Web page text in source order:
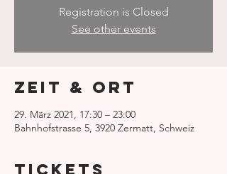
Registration is Closed
See other events
Zeit & Ort
29. März 2021, 17:30 – 23:00
Bahnhofstrasse 5, 3920 Zermatt, Schweiz
Tickets